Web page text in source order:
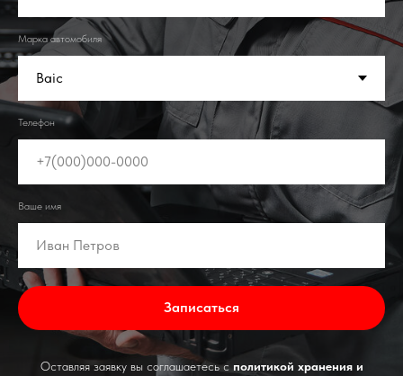
Марка автомобиля
Телефон
Ваше имя
Записаться
Оставляя заявку вы соглашаетесь с политикой хранения и